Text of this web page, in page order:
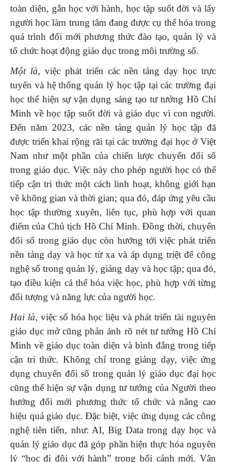
toàn diện, gắn học với hành, học tập suốt đời và lấy
người học làm trung tâm đang được cụ thể hóa trong
quá trình đổi mới phương thức đào tạo, quản lý và
tổ chức hoạt động giáo dục trong môi trường số.
Một là, việc phát triển các nền tảng dạy học trực
tuyến và hệ thống quản lý học tập tại các trường đại
học thể hiện sự vận dụng sáng tạo tư tưởng Hồ Chí
Minh về học tập suốt đời và giáo dục vì con người.
Đến năm 2023, các nền tảng quản lý học tập đã
được triển khai rộng rãi tại các trường đại học ở Việt
Nam như một phần của chiến lược chuyển đổi số
trong giáo dục. Việc này cho phép người học có thể
tiếp cận tri thức một cách linh hoạt, không giới hạn
về không gian và thời gian; qua đó, đáp ứng yêu cầu
học tập thường xuyên, liên tục, phù hợp với quan
điểm của Chủ tịch Hồ Chí Minh. Đồng thời, chuyển
đổi số trong giáo dục còn hướng tới việc phát triển
nền tảng dạy và học từ xa và áp dụng triệt để công
nghệ số trong quản lý, giảng dạy và học tập; qua đó,
tạo điều kiện cá thể hóa việc học, phù hợp với từng
đối tượng và năng lực của người học.
Hai là, việc số hóa học liệu và phát triển tài nguyên
giáo dục mở cũng phản ánh rõ nét tư tưởng Hồ Chí
Minh về giáo dục toàn diện và bình đẳng trong tiếp
cận tri thức. Không chỉ trong giảng dạy, việc ứng
dụng chuyển đổi số trong quản lý giáo dục đại học
cũng thể hiện sự vận dụng tư tưởng của Người theo
hướng đổi mới phương thức tổ chức và nâng cao
hiệu quả giáo dục. Đặc biệt, việc ứng dụng các công
nghệ tiên tiến, như: AI, Big Data trong dạy học và
quản lý giáo dục đã góp phần hiện thực hóa nguyên
lý “học đi đôi với hành” trong bối cảnh mới. Vận